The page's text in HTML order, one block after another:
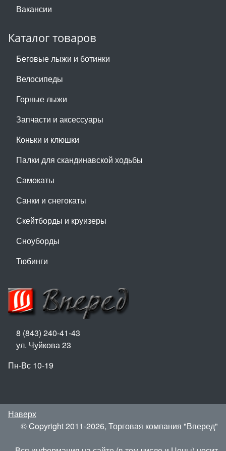
Вакансии
Каталог товаров
Беговые лыжи и ботинки
Велосипеды
Горные лыжи
Запчасти и аксессуары
Коньки и клюшки
Палки для скандинавской ходьбы
Самокаты
Санки и снегокаты
Скейтборды и круизеры
Сноуборды
Тюбинги
8 (843) 240-41-43
ул. Чуйкова 23
Пн-Вс 10-19
Наверх
© Copyright 2011-2026, Торговая компания "Вперед"